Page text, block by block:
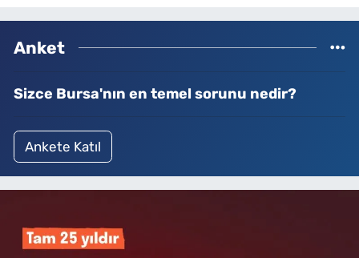
Anket
Sizce Bursa'nın en temel sorunu nedir?
Ankete Katıl